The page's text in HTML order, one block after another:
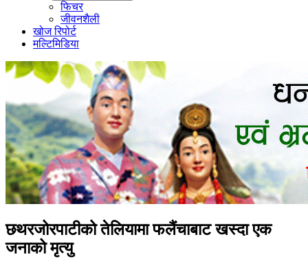
फिचर
जीवनशैली
खोज रिपोर्ट
मल्टिमिडिया
छथरजोरपाटीको तेलियामा फलैंचाबाट खस्दा एक
जनाको मृत्यु